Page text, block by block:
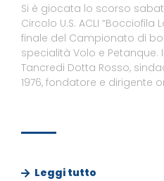
Si è giocata lo scorso
Circolo U.S. ACLI “Bocciofila
finale del Campionato di
specialità Volo e
Tancredi Dotta Rosso,
1976, fondatore e dirigente
Leggi tutto